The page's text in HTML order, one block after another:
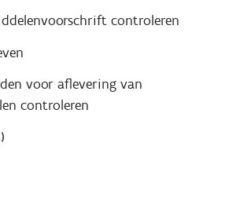
controleren
voor aflevering van
controleren